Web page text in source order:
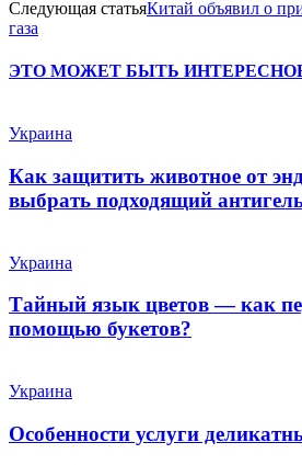
Следующая статьяКитай объявил о
газа
ЭТО МОЖЕТ БЫТЬ ИНТЕРЕСНО
Украина
Как защитить животное от
выбрать подходящий
Украина
Тайный язык цветов — как
помощью букетов?
Украина
Особенности услуги